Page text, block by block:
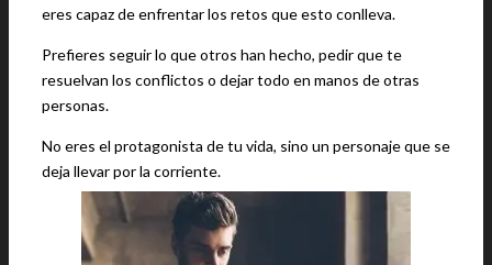
eres capaz de enfrentar los retos que esto conlleva.
Prefieres seguir lo que otros han hecho, pedir que te
resuelvan los conflictos o dejar todo en manos de otras
personas.
No eres el protagonista de tu vida, sino un personaje que se
deja llevar por la corriente.